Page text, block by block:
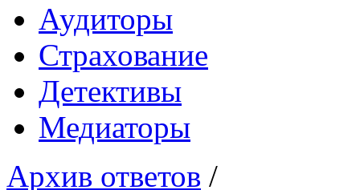
Аудиторы
Страхование
Детективы
Медиаторы
Архив ответов /